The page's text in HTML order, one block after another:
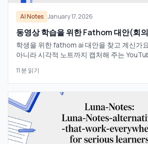
AI Notes January 17, 2026
동영상 학습을 위한 Fathom 대안(회
학생을 위한 fathom ai 대안을 찾고 계신가
아니라 시각적 노트까지 캡처해 주는
11 분 읽기